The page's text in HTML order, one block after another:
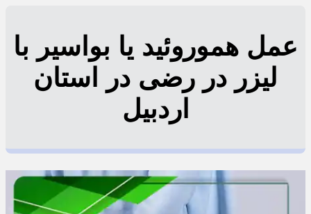
عمل هموروئید یا بواسیر با
لیزر در رضی در استان
اردبیل